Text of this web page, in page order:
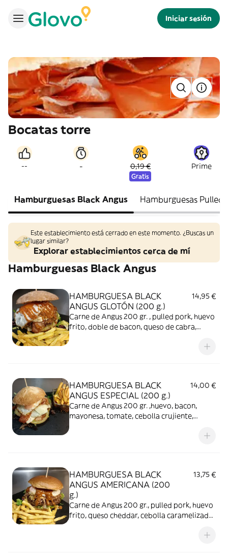
Iniciar sesión
Bocatas torre
-- - 0,19 €
Gratis
Prime
Hamburguesas Black Angus Hamburguesas Pulled
Este establecimiento está cerrado en este momento. ¿Buscas un
lugar similar?
Explorar establecimientos cerca de mí
Hamburguesas Black Angus
HAMBURGUESA BLACK
ANGUS GLOTÓN (200 g.)
14,95 €
Carne de Angus 200 gr. , pulled pork, huevo
frito, doble de bacon, queso de cabra,
HAMBURGUESA BLACK
ANGUS ESPECIAL (200 g.)
14,00 €
Carne de Angus 200 gr. ,huevo, bacon,
mayonesa, tomate, cebolla crujiente,
HAMBURGUESA BLACK
ANGUS AMERICANA (200
g.)
13,75 €
Carne de Angus 200 gr., pulled pork, huevo
frito, queso cheddar, cebolla caramelizada,